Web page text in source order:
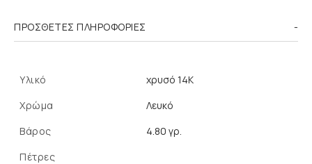
ΠΡΌΣΘΕΤΕΣ ΠΛΗΡΟΦΟΡΊΕΣ
Υλικό
χρυσό 14K
Χρώμα
Λευκό
Βάρος
4.80 γρ.
Πέτρες